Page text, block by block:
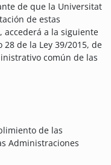
de que la Universitat
de estas
accederá a la siguiente
de la Ley 39/2015, de
común de las
de las
Administraciones